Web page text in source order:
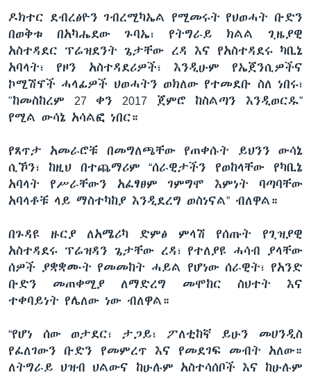
ዶክተር ደብረፅዮን ገብረሚካኤል የሚመሩት የህወሓት ቡድን
በወቅቱ በአካሔደው ጉባኤ፣ የትግራይ ክልል ጊዜያዊ
አስተዳደር ፕሬዝደንት ጌታቸው ረዳ እና የአስተዳደሩ ካቢኔ
አባላት፣ የዞን አስተዳደሪዎች፣ እንዲሁም የኤጀንሲዎችና
ኮሚሽኖች ሓላፊዎች ህወሓትን ወክለው የተመደቡ ስለ ነበሩ፣
"ከመስከረም 27 ቀን 2017 ጀምሮ ከስልጣን እንዲወርዱ”
የሚል ውሳኔ አሳልፎ ነበር።
የጸጥታ አመራሮቹ በመግለጫቸው የጠቀሱት ይህንን ውሳኔ
ሲኾን፣ ከዚህ በተጨማሪም “ሰራዊታችን የወከላቸው የካቢኔ
አባላት የሥራቸውን አፈፃፀም ገምግሞ እምነት ባጣባቸው
አባላቶቹ ላይ ማስተካከያ እንዲደረግ ወስነናል” ብለዋል።
በጉዳዩ ዙርያ ለአሜሪካ ድምፅ ምላሽ የሰጡት የጊዝያዊ
አስተዳደሩ ፕሬዝዳን ጌታቸው ረዳ፣ የተለያዩ ሓሳብ ያላቸው
ሰዎች ያቋቋሙት የመመከት ሓይል የሆነው ሰራዊት፣ የአንድ
ቡድን መጠቀሚያ ለማድረግ መሞከር ስህተት እና
ተቀባይነት የሌለው ነው ብለዋል።
“የሆነ ሰው ወታደር፣ ታጋይ፣ ፖለቲከኛ ይሁን መሀንዲስ
የፈለገውን ቡድን የመምረጥ እና የመደገፍ መብት አለው።
ለትግራይ ህዝብ ህልውና ከሁሉም አስተሳሰቦች እና ከሁሉም